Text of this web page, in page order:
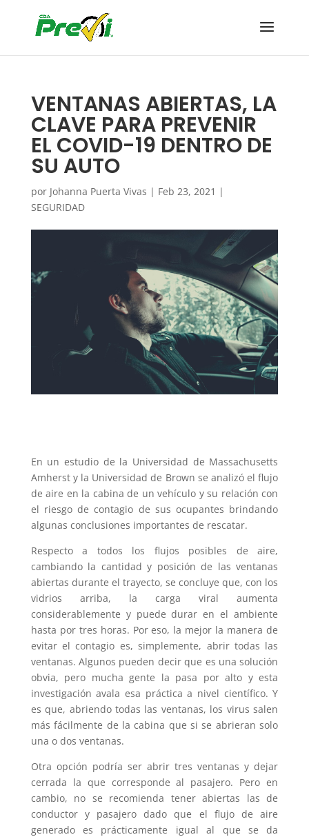
​VENTANAS ABIERTAS,​ LA
CLAVE PARA PREVENIR
EL COVID-19 DENTRO DE
SU AUTO
por Johanna Puerta Vivas | Feb 23, 2021 |
SEGURIDAD
En un estudio de la Universidad de Massachusetts
Amherst y la Universidad de Brown se analizó el flujo
de aire en la cabina de un vehículo y su relación con
el riesgo de contagio de sus ocupantes brindando
algunas conclusiones importantes de rescatar.
Respecto a todos los flujos posibles de aire,
cambiando la cantidad y posición de las ventanas
abiertas durante el trayecto, se concluye que, con los
vidrios arriba, la carga viral aumenta
considerablemente y puede durar en el ambiente
hasta por tres horas. Por eso, la mejor la manera de
evitar el contagio es, simplemente, abrir todas las
ventanas. Algunos pueden decir que es una solución
obvia, pero mucha gente la pasa por alto y esta
investigación avala esa práctica a nivel científico. Y
es que, abriendo todas las ventanas, los virus salen
más fácilmente de la cabina que si se abrieran solo
una o dos ventanas.
Otra opción podría ser abrir tres ventanas y dejar
cerrada la que corresponde al pasajero. Pero en
cambio, no se recomienda tener abiertas las de
conductor y pasajero dado que el flujo de aire
generado es prácticamente igual al que se da